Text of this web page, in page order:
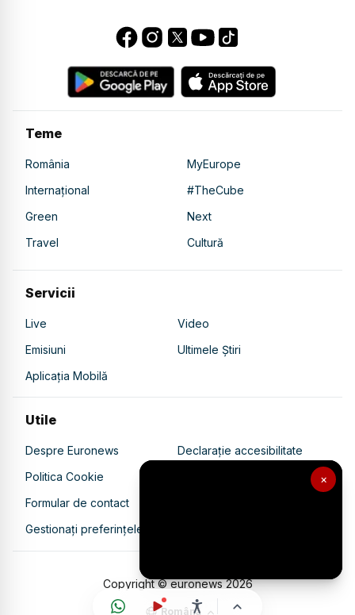
×
Teme
România
MyEurope
Internațional
#TheCube
Green
Next
Travel
Cultură
Servicii
Live
Video
Emisiuni
Ultimele Știri
Aplicația Mobilă
Utile
Despre Euronews
Declarație accesibilitate
Politica Cookie
Politica de confidențialitate
Formular de contact
Gestionați preferințele
Copyright © euronews2026
Română